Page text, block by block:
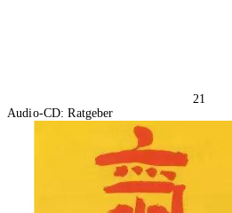
21
Audio-CD: Ratgeber